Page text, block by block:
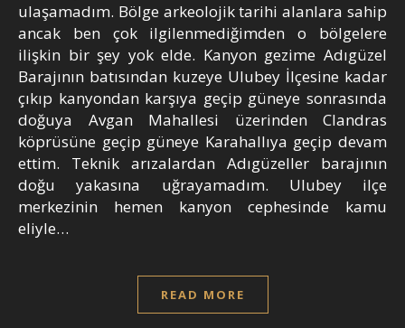
ulaşamadım. Bölge arkeolojik tarihi alanlara sahip
ancak ben çok ilgilenmediğimden o bölgelere
ilişkin bir şey yok elde. Kanyon gezime Adıgüzel
Barajının batısından kuzeye Ulubey İlçesine kadar
çıkıp kanyondan karşıya geçip güneye sonrasında
doğuya Avgan Mahallesi üzerinden Clandras
köprüsüne geçip güneye Karahallıya geçip devam
ettim. Teknik arızalardan Adıgüzeller barajının
doğu yakasına uğrayamadım. Ulubey ilçe
merkezinin hemen kanyon cephesinde kamu
eliyle…
READ MORE